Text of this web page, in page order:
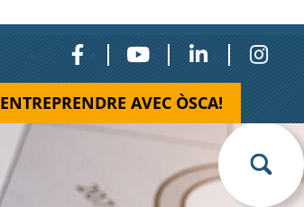
ENTREPRENDRE AVEC ÒSCA!